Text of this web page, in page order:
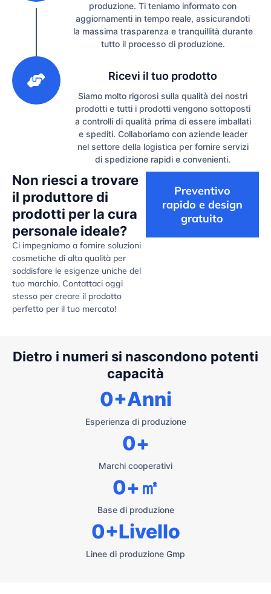
produzione. Ti teniamo informato con
aggiornamenti in tempo reale, assicurandoti
la massima trasparenza e tranquillità durante
tutto il processo di produzione.
Ricevi il tuo prodotto
Siamo molto rigorosi sulla qualità dei nostri
prodotti e tutti i prodotti vengono sottoposti
a controlli di qualità prima di essere imballati
e spediti. Collaboriamo con aziende leader
nel settore della logistica per fornire servizi
di spedizione rapidi e convenienti.
Non riesci a trovare
il produttore di
prodotti per la cura
personale ideale?
Ci impegniamo a fornire soluzioni
cosmetiche di alta qualità per
soddisfare le esigenze uniche del
tuo marchio. Contattaci oggi
stesso per creare il prodotto
perfetto per il tuo mercato!
Preventivo
rapido e design
gratuito
Dietro i numeri si nascondono potenti
capacità
Esperienza di produzione
0+Anni
Marchi cooperativi
0+
Base di produzione
0+㎡
Linee di produzione Gmp
0+Livello